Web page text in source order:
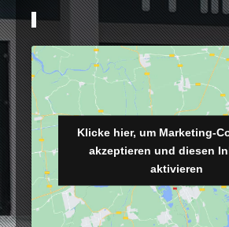
Klicke hier, um Marketing-
akzeptieren und diesen
aktivieren